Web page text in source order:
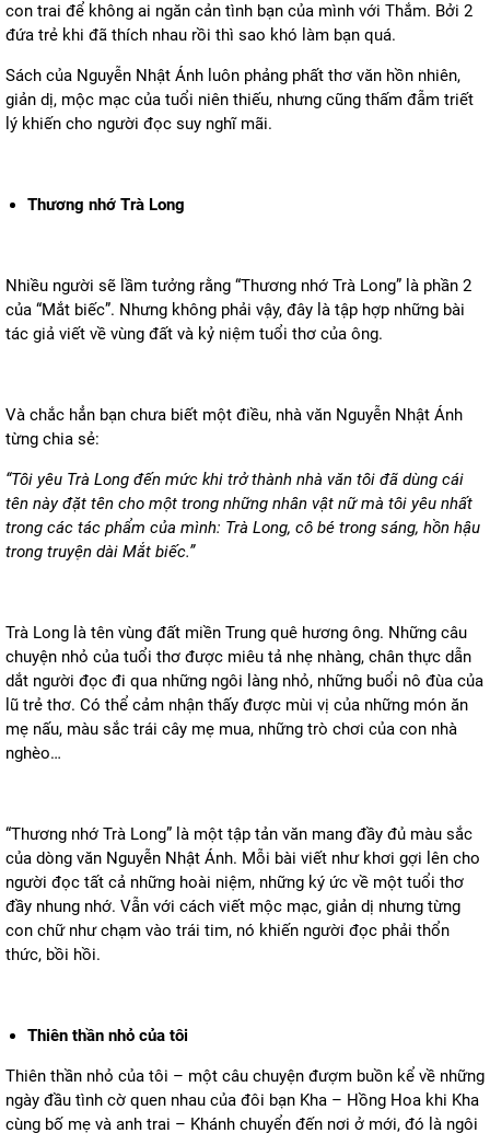
con trai để không ai ngăn cản tình bạn của mình với Thắm. Bởi 2
đứa trẻ khi đã thích nhau rồi thì sao khó làm bạn quá.
Sách của Nguyễn Nhật Ánh luôn phảng phất thơ văn hồn nhiên,
giản dị, mộc mạc của tuổi niên thiếu, nhưng cũng thấm đẫm triết
lý khiến cho người đọc suy nghĩ mãi.
Thương nhớ Trà Long
Nhiều người sẽ lầm tưởng rằng “Thương nhớ Trà Long” là phần 2
của “Mắt biếc”. Nhưng không phải vậy, đây là tập hợp những bài
tác giả viết về vùng đất và kỷ niệm tuổi thơ của ông.
Và chắc hẳn bạn chưa biết một điều, nhà văn Nguyễn Nhật Ánh
từng chia sẻ:
“Tôi yêu Trà Long đến mức khi trở thành nhà văn tôi đã dùng cái
tên này đặt tên cho một trong những nhân vật nữ mà tôi yêu nhất
trong các tác phẩm của mình: Trà Long, cô bé trong sáng, hồn hậu
trong truyện dài Mắt biếc.”
Trà Long là tên vùng đất miền Trung quê hương ông. Những câu
chuyện nhỏ của tuổi thơ được miêu tả nhẹ nhàng, chân thực dẫn
dắt người đọc đi qua những ngôi làng nhỏ, những buổi nô đùa của
lũ trẻ thơ. Có thể cảm nhận thấy được mùi vị của những món ăn
mẹ nấu, màu sắc trái cây mẹ mua, những trò chơi của con nhà
nghèo…
“Thương nhớ Trà Long” là một tập tản văn mang đầy đủ màu sắc
của dòng văn Nguyễn Nhật Ánh. Mỗi bài viết như khơi gợi lên cho
người đọc tất cả những hoài niệm, những ký ức về một tuổi thơ
đầy nhung nhớ. Vẫn với cách viết mộc mạc, giản dị nhưng từng
con chữ như chạm vào trái tim, nó khiến người đọc phải thổn
thức, bồi hồi.
Thiên thần nhỏ của tôi
Thiên thần nhỏ của tôi – một câu chuyện đượm buồn kể về những
ngày đầu tình cờ quen nhau của đôi bạn Kha – Hồng Hoa khi Kha
cùng bố mẹ và anh trai – Khánh chuyển đến nơi ở mới, đó là ngôi